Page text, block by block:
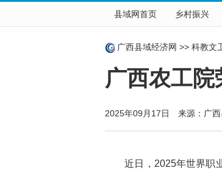
县域网首页 乡村振兴
广西县域经济网 >> 科教文
广西农工
2025年09月17日 来源： 广
近日，2025年世界职业